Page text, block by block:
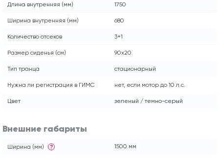
Длина внутренняя (мм) 1750
Ширина внутренняя (мм) 680
Количество отсеков 3+1
Размер сиденья (см) 90x20
Тип транца стационарный
Нужна ли регистрация в ГИМС нет, если мотор до 10 л.с.
Цвет зеленый / темно-серый
Внешние габариты
Ширина (мм) ? 1500 мм